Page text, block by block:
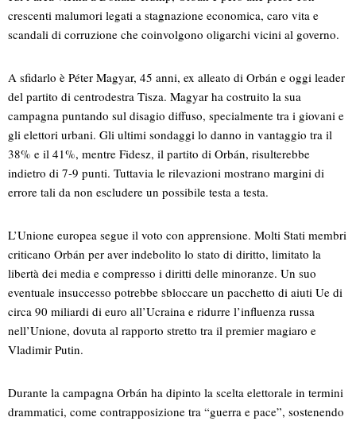
crescenti malumori legati a stagnazione economica, caro vita e
scandali di corruzione che coinvolgono oligarchi vicini al governo.
A sfidarlo è Péter Magyar, 45 anni, ex alleato di Orbán e oggi leader
del partito di centrodestra Tisza. Magyar ha costruito la sua
campagna puntando sul disagio diffuso, specialmente tra i giovani e
gli elettori urbani. Gli ultimi sondaggi lo danno in vantaggio tra il
38% e il 41%, mentre Fidesz, il partito di Orbán, risulterebbe
indietro di 7-9 punti. Tuttavia le rilevazioni mostrano margini di
errore tali da non escludere un possibile testa a testa.
L’Unione europea segue il voto con apprensione. Molti Stati membri
criticano Orbán per aver indebolito lo stato di diritto, limitato la
libertà dei media e compresso i diritti delle minoranze. Un suo
eventuale insuccesso potrebbe sbloccare un pacchetto di aiuti Ue di
circa 90 miliardi di euro all’Ucraina e ridurre l’influenza russa
nell’Unione, dovuta al rapporto stretto tra il premier magiaro e
Vladimir Putin.
Durante la campagna Orbán ha dipinto la scelta elettorale in termini
drammatici, come contrapposizione tra “guerra e pace”, sostenendo